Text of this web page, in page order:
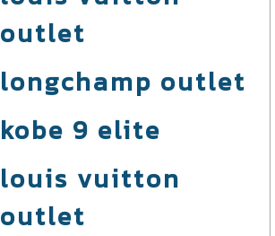
outlet
longchamp outlet
kobe 9 elite
louis vuitton
outlet